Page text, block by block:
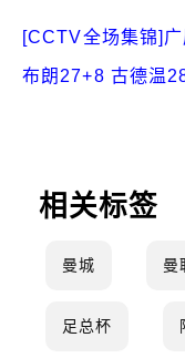
[CCTV全场集锦]
布朗27+8 古德温
相关标签
曼城 曼
足总杯